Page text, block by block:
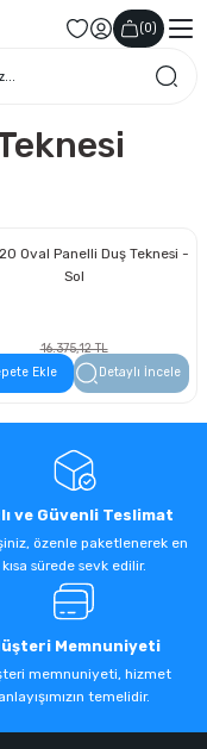
(0)
Oval Panelli Duş Teknesi -
Sol
16.375,12 TL
9.333,82 TL
Ekle Detaylı İncele
ve Güvenli Teslimat
özenle paketlenerek en
kısa sürede sevk edilir.
Memnuniyeti
memnuniyeti, hizmet
anlayışımızın temelidir.